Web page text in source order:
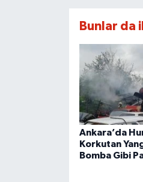
Bunlar da
Ankara’da
Korkutan
Bomba Gibi